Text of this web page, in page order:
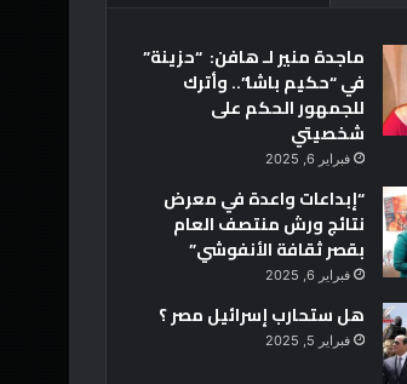
ماجدة منير لـ هافن: “حزينة”
في “حكيم باشا”.. وأترك
للجمهور الحكم على
شخصيتي
فبراير 6, 2025
“إبداعات واعدة في معرض
نتائج ورش منتصف العام
بقصر ثقافة الأنفوشي”
فبراير 6, 2025
هل ستحارب إسرائيل مصر ؟
فبراير 5, 2025